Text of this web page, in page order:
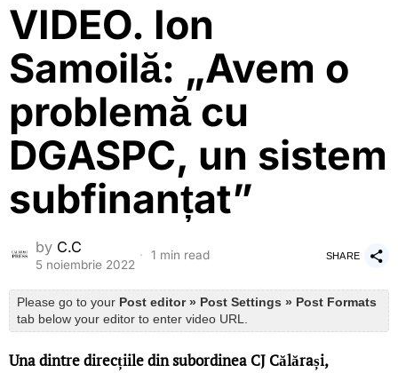
VIDEO. Ion
Samoilă: „Avem o
problemă cu
DGASPC, un sistem
subfinanțat”
by C.C
5 noiembrie 2022
1 min read SHARE
Please go to your Post editor » Post Settings » Post Formats
tab below your editor to enter video URL.
Una dintre direcțiile din subordinea CJ Călărași,